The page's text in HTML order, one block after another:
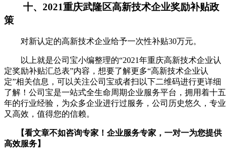
十、2021重庆武隆区高新技术企业奖励补贴政
策
对新认定的高新技术企业给予一次性补贴30万元。
以上就是公司宝小编整理的“2021年重庆高新技术企业认
定奖励补贴汇总表”内容，想要了解更多“高新技术企业认
定”相关信息，可以关注公司宝或者扫以下二维码进行更详细
了解！公司宝是一站式全生命周期企业服务平台，拥用着十五
年的行业经验，为众多企业进行过服务，公司历史悠久，专业
又高效，值得您的信赖。
【看文章不如咨询专家！企业服务专家，一对一为您提供
高效服务】